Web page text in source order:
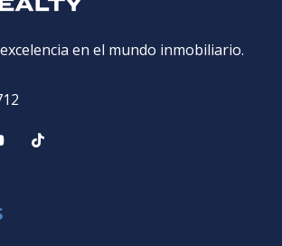
en el mundo inmobiliario.